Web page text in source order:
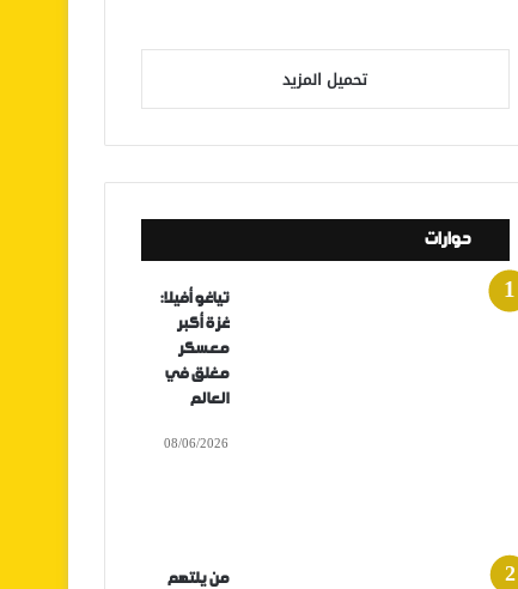
تحميل المزيد
حوارات
تياغو أفيلا:
غزة أكبر
معسكر
مغلق في
العالم
08/06/2026
من يلتهم